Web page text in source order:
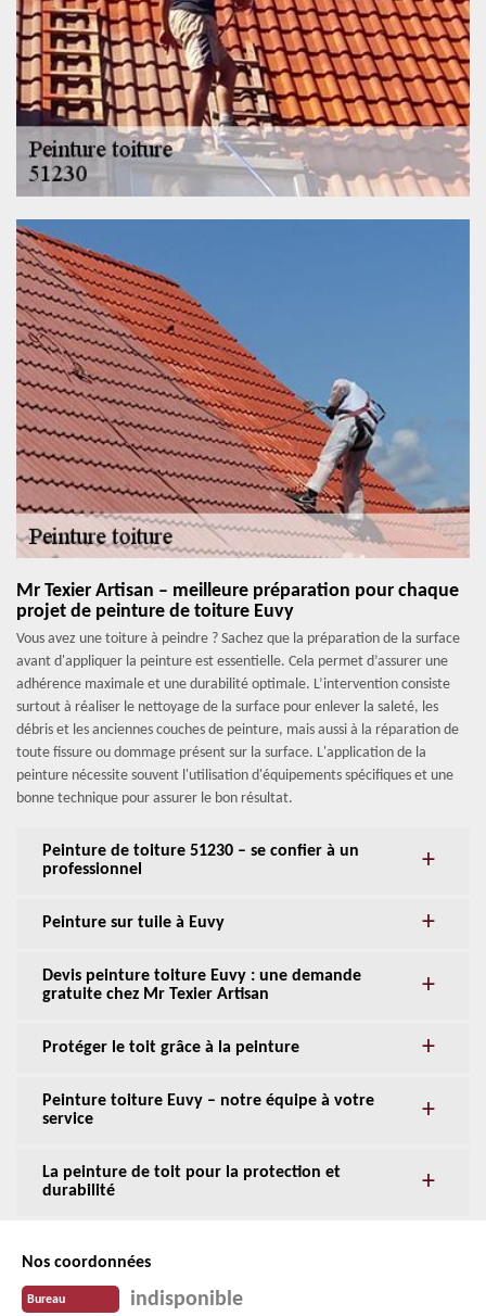
Mr Texier Artisan – meilleure préparation pour chaque
projet de peinture de toiture Euvy
Vous avez une toiture à peindre ? Sachez que la préparation de la surface
avant d'appliquer la peinture est essentielle. Cela permet d’assurer une
adhérence maximale et une durabilité optimale. L’intervention consiste
surtout à réaliser le nettoyage de la surface pour enlever la saleté, les
débris et les anciennes couches de peinture, mais aussi à la réparation de
toute fissure ou dommage présent sur la surface. L'application de la
peinture nécessite souvent l'utilisation d'équipements spécifiques et une
bonne technique pour assurer le bon résultat.
Peinture de toiture 51230 – se confier à un
professionnel
Peinture sur tuile à Euvy
Devis peinture toiture Euvy : une demande
gratuite chez Mr Texier Artisan
Protéger le toit grâce à la peinture
Peinture toiture Euvy – notre équipe à votre
service
La peinture de toit pour la protection et
durabilité
Nos coordonnées
Bureau indisponible